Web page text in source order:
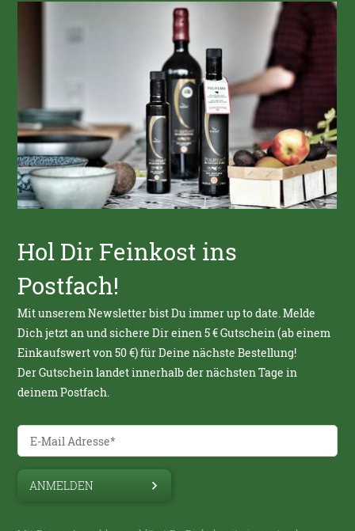
Hol Dir Feinkost ins
Postfach!
Mit unserem Newsletter bist Du immer up to date. Melde
Dich jetzt an und sichere Dir einen 5 € Gutschein (ab einem
Einkaufswert von 50 €) für Deine nächste Bestellung!
Der Gutschein landet innerhalb der nächsten Tage in
deinem Postfach.
ANMELDEN